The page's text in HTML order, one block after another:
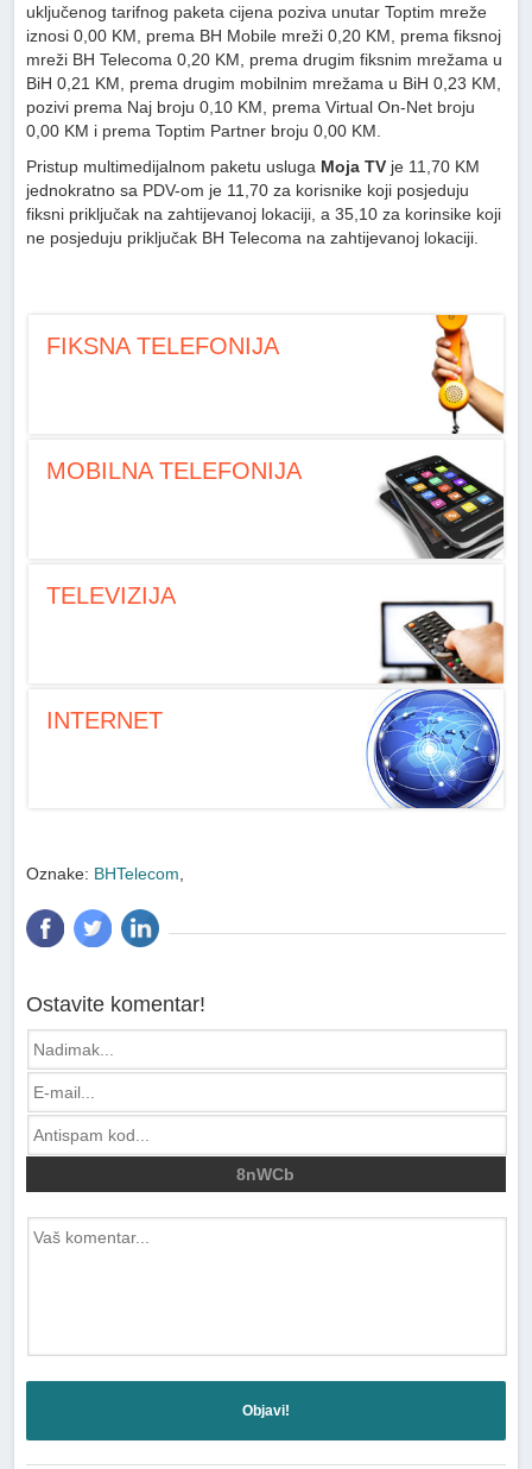
uključenog tarifnog paketa cijena poziva unutar Toptim mreže
iznosi 0,00 KM, prema BH Mobile mreži 0,20 KM, prema fiksnoj
mreži BH Telecoma 0,20 KM, prema drugim fiksnim mrežama u
BiH 0,21 KM, prema drugim mobilnim mrežama u BiH 0,23 KM,
pozivi prema Naj broju 0,10 KM, prema Virtual On-Net broju
0,00 KM i prema Toptim Partner broju 0,00 KM.
Pristup multimedijalnom paketu usluga Moja TV je 11,70 KM
jednokratno sa PDV-om je 11,70 za korisnike koji posjeduju
fiksni priključak na zahtijevanoj lokaciji, a 35,10 za korinsike koji
ne posjeduju priključak BH Telecoma na zahtijevanoj lokaciji.
FIKSNA TELEFONIJA
MOBILNA TELEFONIJA
TELEVIZIJA
INTERNET
Oznake: BHTelecom
Ostavite komentar!
8nWCb
Objavi!